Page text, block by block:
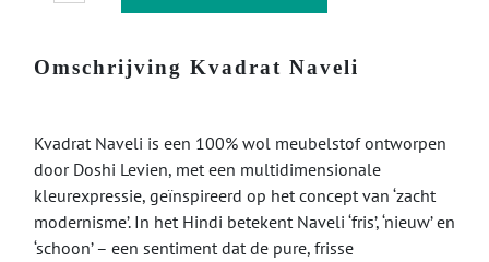
Omschrijving Kvadrat Naveli
Kvadrat Naveli is een 100% wol meubelstof ontworpen
door Doshi Levien, met een multidimensionale
kleurexpressie, geïnspireerd op het concept van ‘zacht
modernisme’. In het Hindi betekent Naveli ‘fris’, ‘nieuw’ en
‘schoon’ – een sentiment dat de pure, frisse